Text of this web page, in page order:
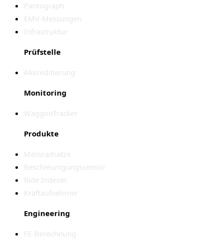
Pantograph
EMV-Messungen
Infrastruktur
Prüfstelle
Akkreditierung
Monitoring
WaggonTracker
Produkte
Messradsätze
Beschleunigungssensor
Ride Indexer
Kraftaufnehmer
Engineering
FE-Berechnung